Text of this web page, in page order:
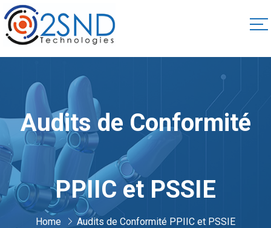
Audits de Conformité
PPIIC et PSSIE
Home Audits de Conformité PPIIC et PSSIE